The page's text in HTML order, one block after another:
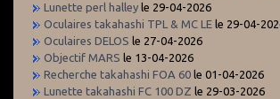
Lunette perl halley le 29-04-2026
Oculaires takahashi TPL & MC LE le 29-04-
Oculaires DELOS le 27-04-2026
Objectif MARS le 13-04-2026
Recherche takahashi FOA 60 le 01-04-2026
Lunette takahashi FC 100 DZ le 29-03-2026